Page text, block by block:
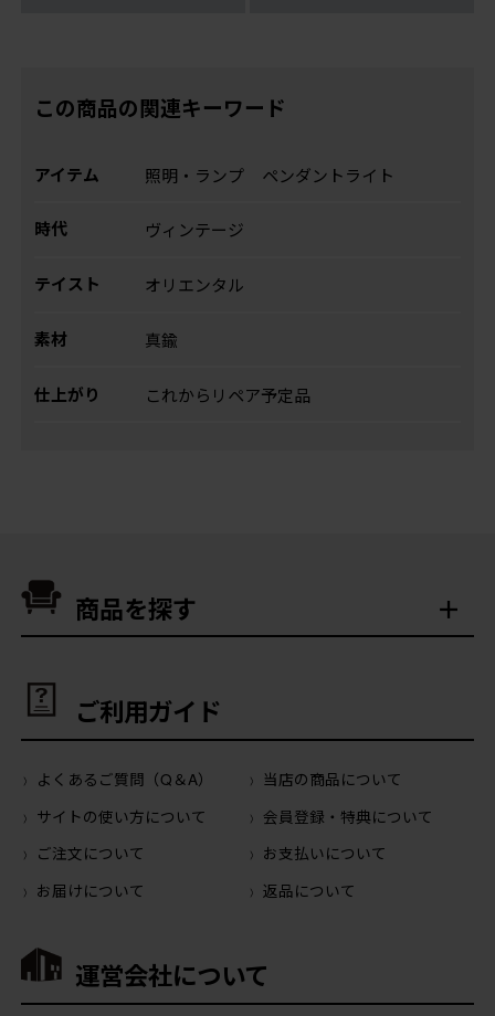
この商品の関連キーワード
アイテム 照明・ランプ ペンダントライト
時代 ヴィンテージ
テイスト オリエンタル
素材 真鍮
仕上がり これからリペア予定品
商品を探す
ご利用ガイド
よくあるご質問（Q＆A）
当店の商品について
サイトの使い方について
会員登録・特典について
ご注文について
お支払いについて
お届けについて
返品について
運営会社について